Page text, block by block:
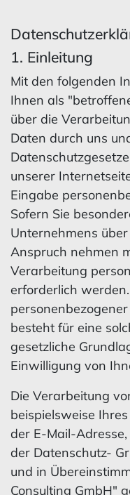
1. Einleitung
Mit den folgenden
Ihnen als
über die
Daten durch uns
unserer
Eingabe
Sofern Sie
Unternehmens
Anspruch nehmen
Verarbeitung
erforderlich
besteht für eine
gesetzliche
Einwilligung von
Die Verarbeitung
beispielsweise
der E-Mail-
der Datenschutz-
und in
Consulting GmbH"